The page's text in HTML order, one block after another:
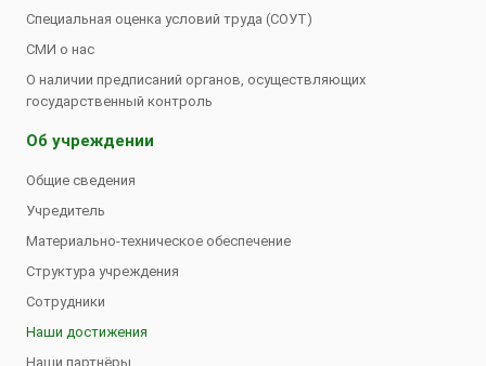
Специальная оценка условий труда (СОУТ)
СМИ о нас
О наличии предписаний органов, осуществляющих
государственный контроль
Об учреждении
Общие сведения
Учредитель
Материально-техническое обеспечение
Структура учреждения
Сотрудники
Наши достижения
Наши партнёры